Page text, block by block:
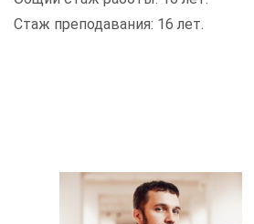
Стаж преподавания: 16 лет.